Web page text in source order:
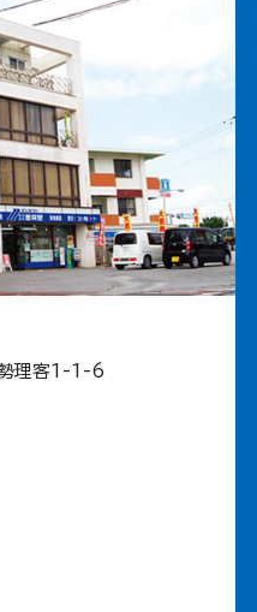
理客1-1-6